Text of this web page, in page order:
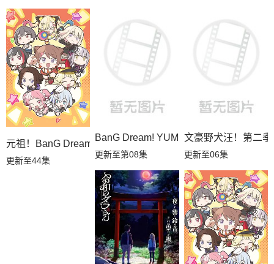
元祖！BanG Dream
更新至44集
BanG Dream! YUME∞MITA
更新至第08集
文豪野犬汪！第二季
更新至06集